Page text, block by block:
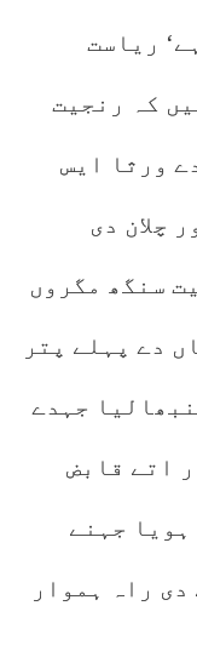
ریاست
کہ رنجیت
ورثا ایس
چلان دی
سنگھ مگروں
دے پہلے پتر
جہدے
اتے قابض
ہویا جہنے
راہ ہموار